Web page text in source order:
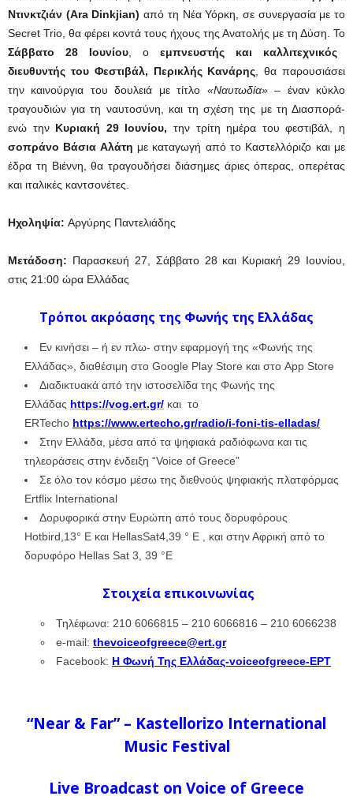
Ντινκτζιάν (Ara Dinkjian)από τη Νέα Υόρκη, σε συνεργασία με το
Secret Trio, θα φέρει κοντά τους ήχους της Ανατολής με τη Δύση. Το
Σάββατο 28 Ιουνίου , ο εμπνευστής και καλλιτεχνικός
διευθυντής του Φεστιβάλ, Περικλής Κανάρης , θα παρουσιάσει
την καινούργια του δουλειά με τίτλο «Ναυτωδία»– έναν κύκλο
τραγουδιών για τη ναυτοσύνη, και τη σχέση της με τη Διασπορά-
ενώ την Κυριακή 29 Ιουνίου, την τρίτη ημέρα του φεστιβάλ, η
σοπράνο Bάσια Αλάτη με καταγωγή από το Καστελλόριζο και με
έδρα τη Βιέννη, θα τραγουδήσει διάσηµες άριες όπερας, οπερέτας
και ιταλικές καντσονέτες.
Ηχοληψία: Αργύρης Παντελιάδης
Μετάδοση: Παρασκευή 27, Σάββατο 28 και Κυριακή 29 Ιουνίου,
στις 21:00 ώρα Ελλάδας
Τρόποι ακρόασης της Φωνής της Ελλάδας
Εν κινήσει – ή εν πλω- στην εφαρμογή της «Φωνής της
Ελλάδας», διαθέσιμη στο Google Play Store και στο App Store
Διαδικτυακά από την ιστοσελίδα της Φωνής της
Ελλάδας https://vog.ert.gr/ και το
ERTecho https://www.ertecho.gr/radio/i-foni-tis-elladas/
Στην Ελλάδα, μέσα από τα ψηφιακά ραδιόφωνα και τις
τηλεοράσεις στην ένδειξη “Voice of Greece”
Σε όλο τον κόσμο μέσω της διεθνούς ψηφιακής πλατφόρμας
Ertflix International
Δορυφορικά στην Ευρώπη από τους δορυφόρους
Hotbird,13° E και HellasSat4,39 ° E , και στην Αφρική από το
δορυφόρο Hellas Sat 3, 39 °E
Στοιχεία επικοινωνίας
Τηλέφωνα: 210 6066815 – 210 6066816 – 210 6066238
e-mail: thevoiceofgreece@ert.gr
Facebook: Η Φωνή Της Ελλάδας-voiceofgreece-ΕΡΤ
“Near & Far” – Kastellorizo International
Music Festival
Live Broadcast on Voice of Greece